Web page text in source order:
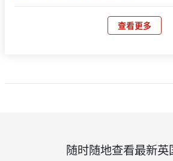
查看更多
随时随地查看最新英